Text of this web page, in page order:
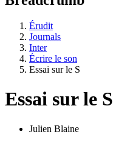
Érudit
Journals
Inter
Écrire le son
Essai sur le S
Essai sur le S
Julien Blaine